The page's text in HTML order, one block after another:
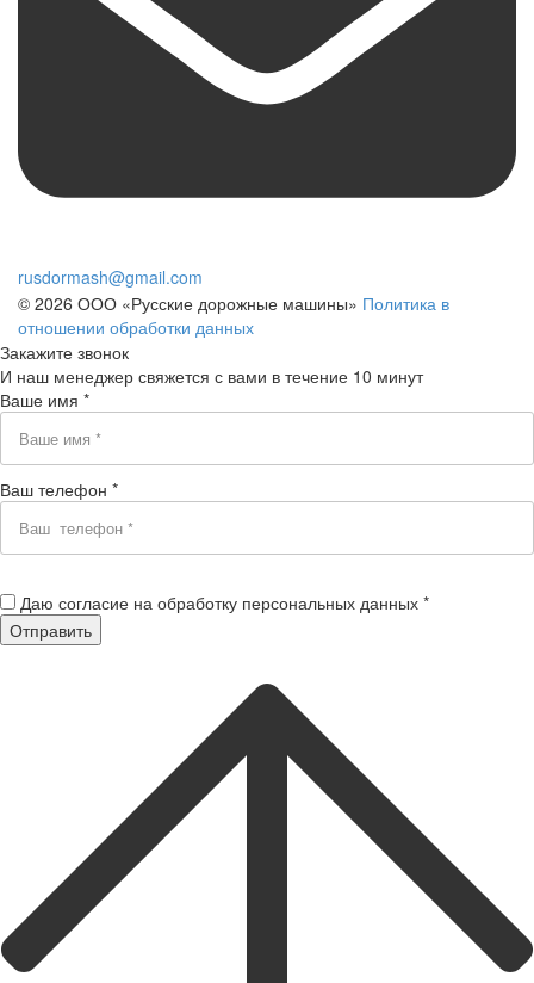
rusdormash@gmail.com
© 2026 ООО «Русские дорожные машины» Политика в
отношении обработки данных
Закажите звонок
И наш менеджер свяжется с вами в течение 10 минут
Ваше имя *
Ваш телефон *
Даю согласие на обработку персональных данных *